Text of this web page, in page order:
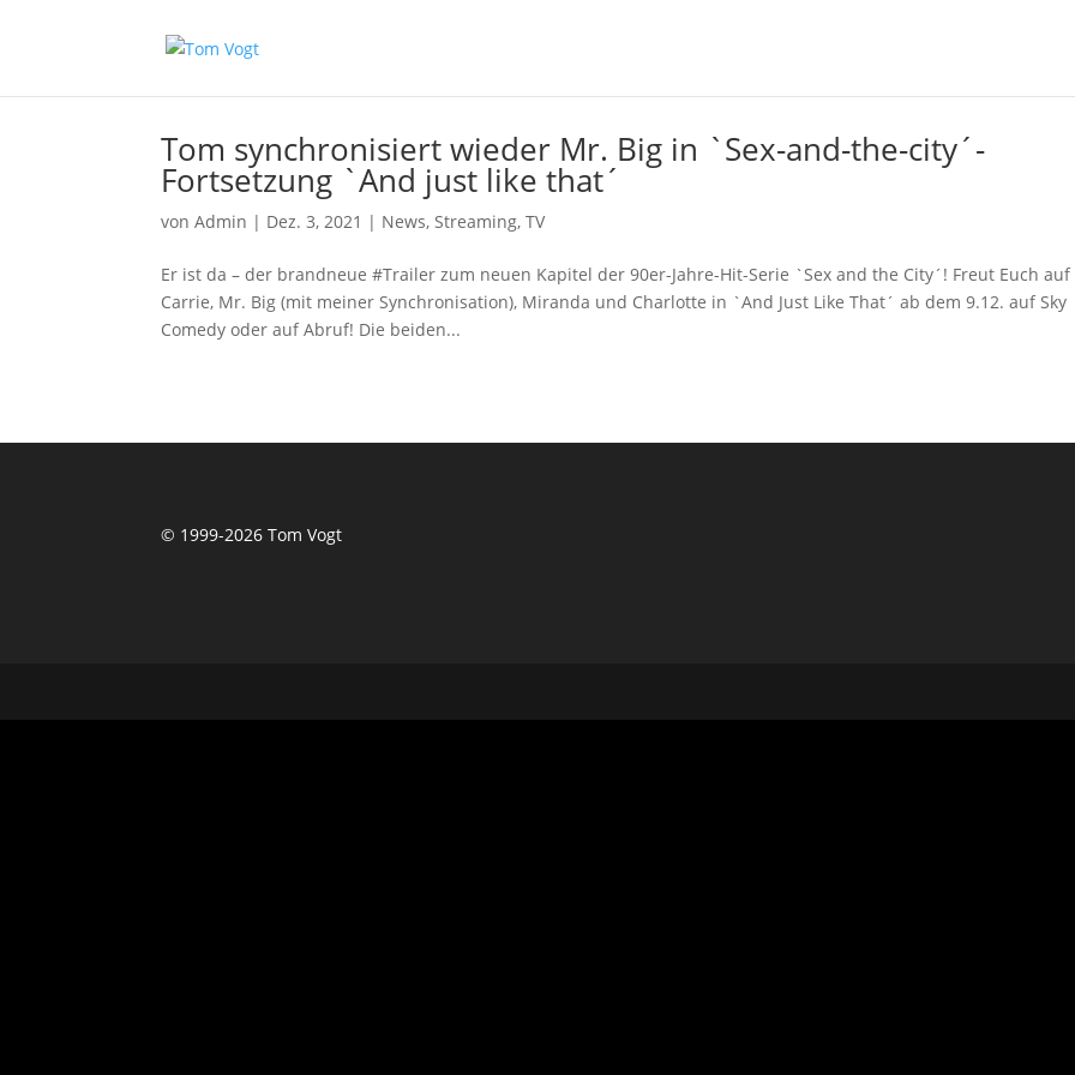
Tom synchronisiert wieder Mr. Big in `Sex-and-the-city´-
Fortsetzung `And just like that´
vonAdmin | Dez. 3, 2021 | News,Streaming,TV
Er ist da – der brandneue #Trailer zum neuen Kapitel der 90er-Jahre-Hit-Serie `Sex and the City´! Freut Euch auf
Carrie, Mr. Big (mit meiner Synchronisation), Miranda und Charlotte in `And Just Like That´ ab dem 9.12. auf Sky
Comedy oder auf Abruf! Die beiden...
© 1999-2026 Tom Vogt